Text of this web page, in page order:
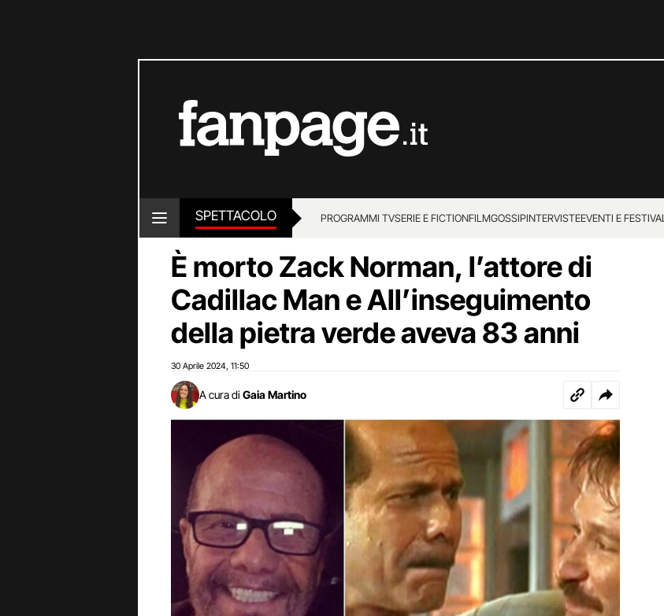
SPETTACOLO PROGRAMMI TVSERIE E FICTIONFILMGOSSIPINTERVISTEEVENTI E FESTIVAL
È morto Zack Norman, l’attore di
Cadillac Man e All’inseguimento
della pietra verde aveva 83 anni
30 Aprile 2024 11:50
A cura di Gaia Martino